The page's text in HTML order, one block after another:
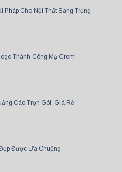
Pháp Cho Nội Thất Sang Trọng
Thành Công Mạ Crom
Cáo Trọn Gói, Giá Rẻ
Được Ưa Chuộng